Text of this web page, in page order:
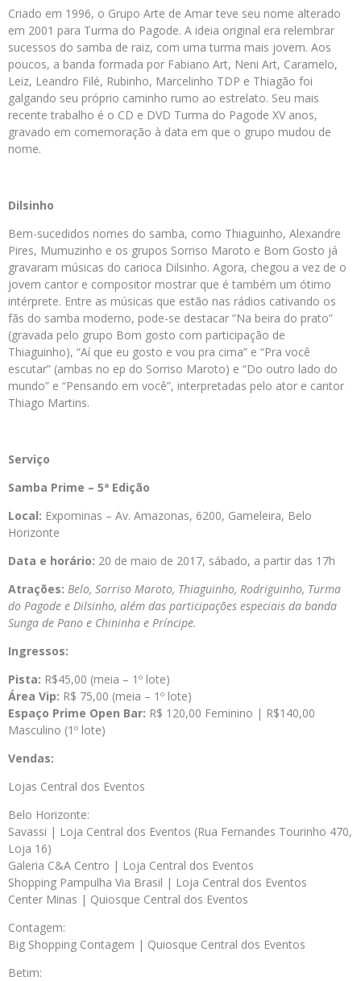
Criado em 1996, o Grupo Arte de Amar teve seu nome alterado
em 2001 para Turma do Pagode. A ideia original era relembrar
sucessos do samba de raiz, com uma turma mais jovem. Aos
poucos, a banda formada por Fabiano Art, Neni Art, Caramelo,
Leiz, Leandro Filé, Rubinho, Marcelinho TDP e Thiagão foi
galgando seu próprio caminho rumo ao estrelato. Seu mais
recente trabalho é o CD e DVD Turma do Pagode XV anos,
gravado em comemoração à data em que o grupo mudou de
nome.
Dilsinho
Bem-sucedidos nomes do samba, como Thiaguinho, Alexandre
Pires, Mumuzinho e os grupos Sorriso Maroto e Bom Gosto já
gravaram músicas do carioca Dilsinho. Agora, chegou a vez de o
jovem cantor e compositor mostrar que é também um ótimo
intérprete. Entre as músicas que estão nas rádios cativando os
fãs do samba moderno, pode-se destacar “Na beira do prato”
(gravada pelo grupo Bom gosto com participação de
Thiaguinho), “Aí que eu gosto e vou pra cima” e “Pra você
escutar” (ambas no ep do Sorriso Maroto) e “Do outro lado do
mundo” e “Pensando em você”, interpretadas pelo ator e cantor
Thiago Martins.
Serviço
Samba Prime – 5ª Edição
Local: Expominas – Av. Amazonas, 6200, Gameleira, Belo
Horizonte
Data e horário: 20 de maio de 2017, sábado, a partir das 17h
Atrações: Belo, Sorriso Maroto, Thiaguinho, Rodriguinho, Turma
do Pagode e Dilsinho, além das participações especiais da banda
Sunga de Pano e Chininha e Príncipe.
Ingressos:
Pista: R$45,00 (meia – 1º lote)
Área Vip: R$ 75,00 (meia – 1º lote)
Espaço Prime Open Bar: R$ 120,00 Feminino | R$140,00
Masculino (1º lote)
Vendas:
Lojas Central dos Eventos
Belo Horizonte:
Savassi | Loja Central dos Eventos (Rua Fernandes Tourinho 470,
Loja 16)
Galeria C&A Centro | Loja Central dos Eventos
Shopping Pampulha Via Brasil | Loja Central dos Eventos
Center Minas | Quiosque Central dos Eventos
Contagem:
Big Shopping Contagem | Quiosque Central dos Eventos
Betim: